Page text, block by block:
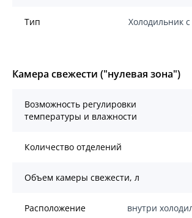
Тип
Холодильник
Камера свежести ("нулевая зона")
Возможность регулировки
температуры и влажности
Количество отделений
Объем камеры свежести, л
Расположение внутри